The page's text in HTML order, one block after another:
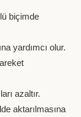
biçimde
yardımcı olur.
azaltır.
aktarılmasına